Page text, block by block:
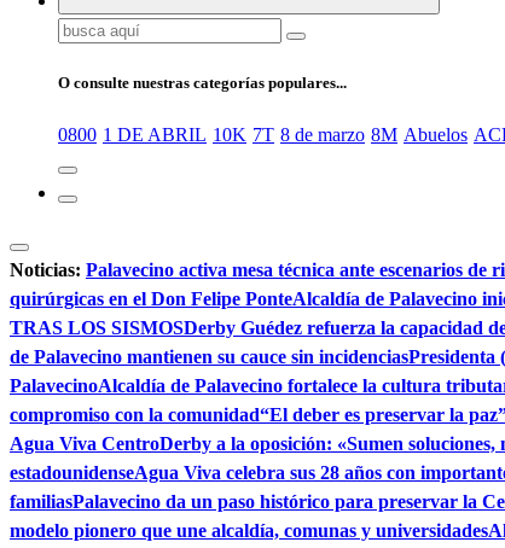
Buscar:
O consulte nuestras categorías populares...
0800 1 DE ABRIL 10K 7T 8 de marzo 8M Abuelos
Noticias: Palavecino activa mesa técnica ante escenarios de
quirúrgicas en el Don Felipe PonteAlcaldía de Palavecino
TRAS LOS SISMOSDerby Guédez refuerza la capacidad
de Palavecino mantienen su cauce sin incidenciasPresidenta
PalavecinoAlcaldía de Palavecino fortalece la cultura
compromiso con la comunidad“El deber es preservar la
Agua Viva CentroDerby a la oposición: «Sumen
estadounidenseAgua Viva celebra sus 28 años con
familiasPalavecino da un paso histórico para preservar la
modelo pionero que une alcaldía, comunas y universidades